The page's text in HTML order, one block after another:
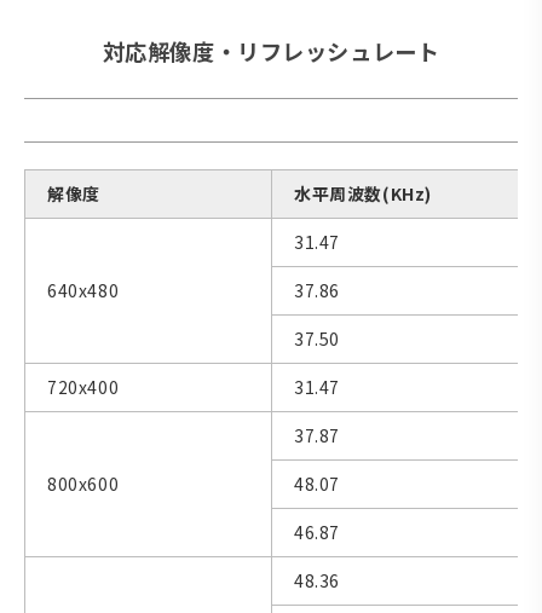
対応解像度・リフレッシュレート
解像度 水平周波数(KHz)
640x480
31.47
37.86
37.50
720x400
31.47
800x600
37.87
48.07
46.87
48.36